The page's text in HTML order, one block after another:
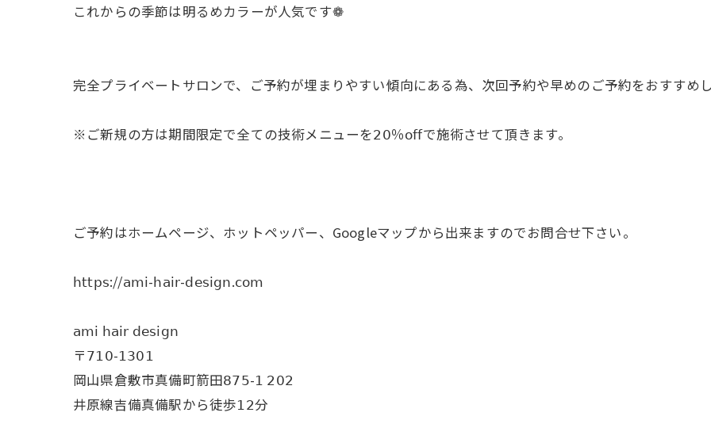
これからの季節は明るめカラーが人気です❁
完全プライベートサロンで、ご予約が埋まりやすい傾向にある為、次回予約や早めのご予約をおすすめ
※ご新規の方は期間限定で全ての技術メニューを𝟤𝟢％𝗈𝖿𝖿で施術させて頂きます。
ご予約はホームページ、ホットペッパー、Googleマップから出来ますのでお問合せ下さい。
𝗁𝗍𝗍𝗉𝗌://𝖺𝗆𝗂-𝗁𝖺𝗂𝗋-𝖽𝖾𝗌𝗂𝗀𝗇.𝖼𝗈𝗆
𝖺𝗆𝗂 𝗁𝖺𝗂𝗋 𝖽𝖾𝗌𝗂𝗀𝗇
〒𝟩𝟣𝟢-𝟣𝟥𝟢𝟣
岡山県倉敷市真備町箭田𝟪𝟩𝟧-𝟣 𝟤𝟢𝟤
井原線吉備真備駅から徒歩𝟣𝟤分